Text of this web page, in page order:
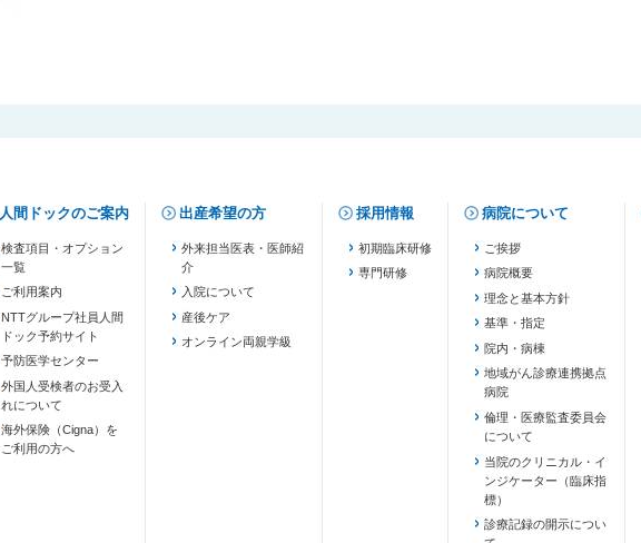
人間ドックのご案内
検査項目・オプション
一覧
ご利用案内
NTTグループ社員人間
ドック予約サイト
予防医学センター
外国人受検者のお受入
れについて
海外保険（Cigna）を
ご利用の方へ
出産希望の方
外来担当医表・医師紹
介
入院について
産後ケア
オンライン両親学級
採用情報
初期臨床研修
専門研修
病院について
ご挨拶
病院概要
理念と基本方針
基準・指定
院内・病棟
地域がん診療連携拠点
病院
倫理・医療監査委員会
について
当院のクリニカル・イ
ンジケーター（臨床指
標）
診療記録の開示につい